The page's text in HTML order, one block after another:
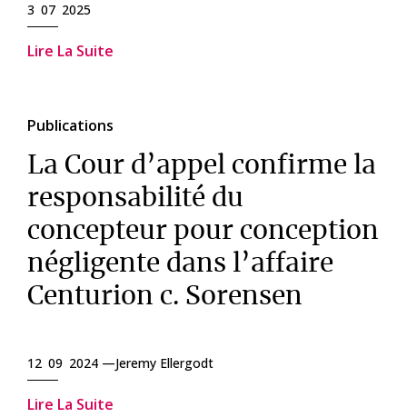
3 07 2025
Lire La Suite
Publications
La Cour d’appel confirme la
responsabilité du
concepteur pour conception
négligente dans l’affaire
Centurion c. Sorensen
12 09 2024 —Jeremy Ellergodt
Lire La Suite